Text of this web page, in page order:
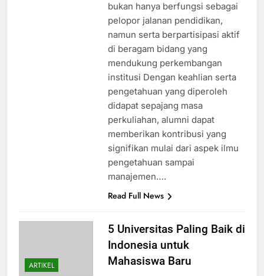
bukan hanya berfungsi sebagai
pelopor jalanan pendidikan,
namun serta berpartisipasi aktif
di beragam bidang yang
mendukung perkembangan
institusi Dengan keahlian serta
pengetahuan yang diperoleh
didapat sepajang masa
perkuliahan, alumni dapat
memberikan kontribusi yang
signifikan mulai dari aspek ilmu
pengetahuan sampai
manajemen….
Read Full News
ARTIKEL
5 Universitas Paling Baik di
Indonesia untuk
Mahasiswa Baru